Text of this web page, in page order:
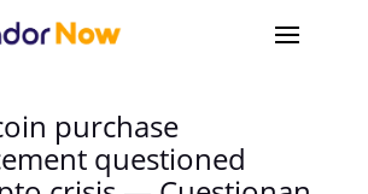
purchase
questioned